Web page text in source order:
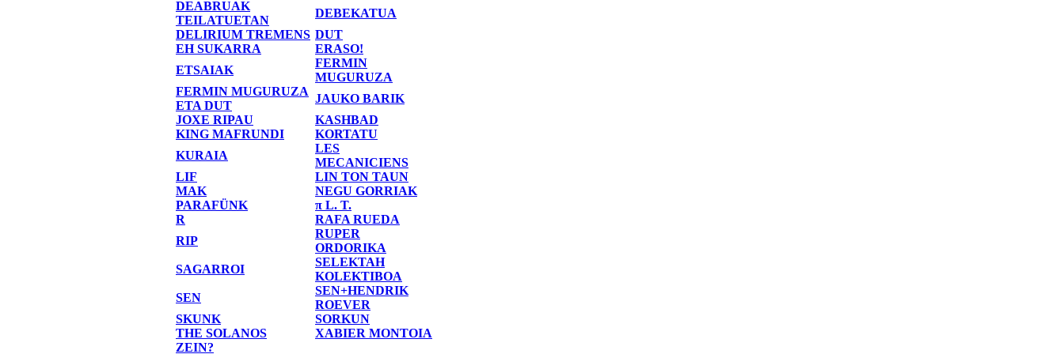
DEABRUAK
TEILATUETAN
DEBEKATUA
DELIRIUM TREMENS DUT
EH SUKARRA
ERASO!
ETSAIAK
FERMIN
MUGURUZA
FERMIN MUGURUZA
ETA DUT
JAUKO BARIK
JOXE RIPAU
KASHBAD
KING MAFRUNDI
KORTATU
KURAIA
LES
MECANICIENS
LIF
LIN TON TAUN
MAK
NEGU GORRIAK
PARAFÜNK
π L. T.
R
RAFA RUEDA
RIP
RUPER
ORDORIKA
SAGARROI
SELEKTAH
KOLEKTIBOA
SEN
SEN+HENDRIK
ROEVER
SKUNK
SORKUN
THE SOLANOS
XABIER MONTOIA
ZEIN?